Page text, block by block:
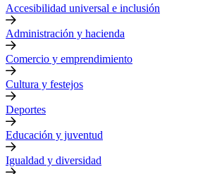
Accesibilidad universal e inclusión
Administración y hacienda
Comercio y emprendimiento
Cultura y festejos
Deportes
Educación y juventud
Igualdad y diversidad